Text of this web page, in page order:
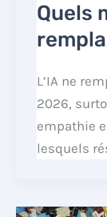
Quels
L’IA ne
2026,
empathie
lesquels